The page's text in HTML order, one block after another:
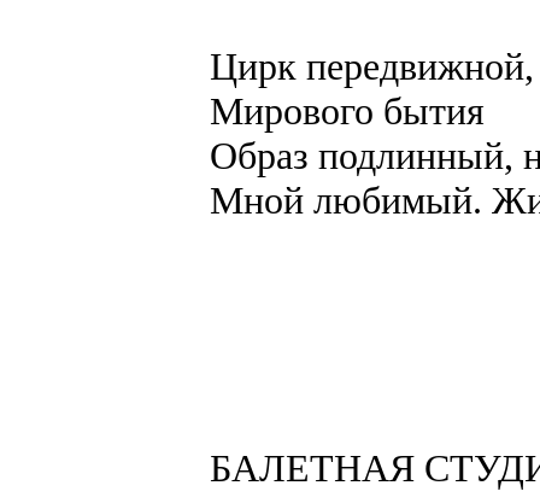
Цирк
Мирового бытия
Образ подлинный,
Мной любимый.
БАЛЕТНАЯ